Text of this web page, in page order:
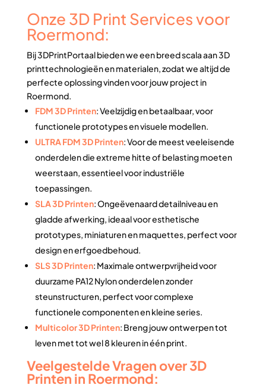
Onze 3D Print Services voor
Roermond:
Bij 3DPrintPortaal bieden we een breed scala aan 3D
printtechnologieën en materialen, zodat we altijd de
perfecte oplossing vinden voor jouw project in
Roermond.
FDM 3D Printen: Veelzijdig en betaalbaar, voor
functionele prototypes en visuele modellen.
ULTRA FDM 3D Printen: Voor de meest veeleisende
onderdelen die extreme hitte of belasting moeten
weerstaan, essentieel voor industriële
toepassingen.
SLA 3D Printen: Ongeëvenaard detailniveau en
gladde afwerking, ideaal voor esthetische
prototypes, miniaturen en maquettes, perfect voor
design en erfgoedbehoud.
SLS 3D Printen: Maximale ontwerpvrijheid voor
duurzame PA12 Nylon onderdelen zonder
steunstructuren, perfect voor complexe
functionele componenten en kleine series.
Multicolor 3D Printen: Breng jouw ontwerpen tot
leven met tot wel 8 kleuren in één print.
Veelgestelde Vragen over 3D
Printen in Roermond: